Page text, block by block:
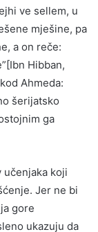
ve sellem, u
mješine, pa
a on reče:
Hibban,
Ahmeda:
šerijatsko
ga
učenjaka koji
Jer ne bi
gore
ukazuju da